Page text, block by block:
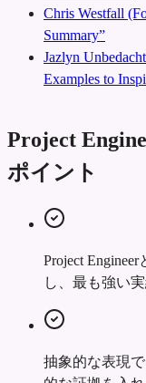
Chris Westfall
Summary”
Jazlyn
Examples to
Project
ポイント
Project
し、最も強い
抽象的な表現